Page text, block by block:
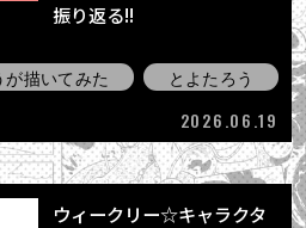
振り返る!!
が描いてみた
とよたろう
2026.06.19
ウィークリー☆キャラクタ